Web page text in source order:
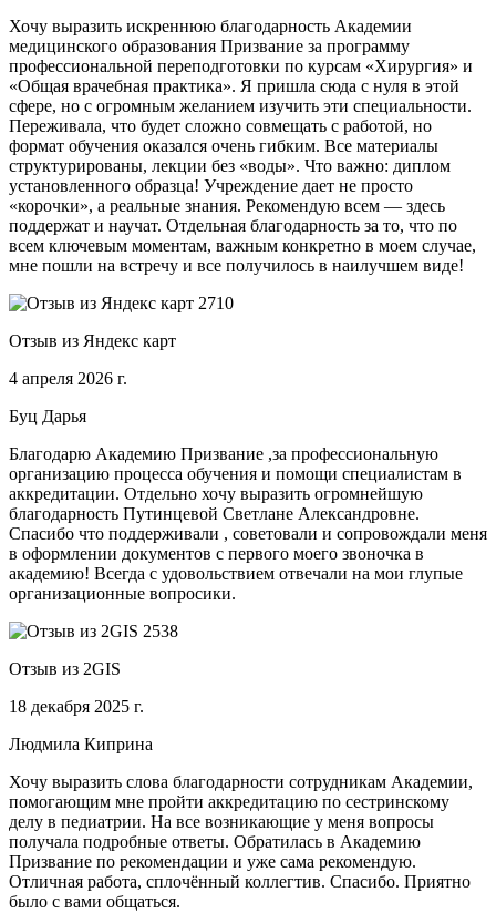
Хочу выразить искреннюю благодарность Академии
медицинского образования Призвание за программу
профессиональной переподготовки по курсам «Хирургия» и
«Общая врачебная практика». Я пришла сюда с нуля в этой
сфере, но с огромным желанием изучить эти специальности.
Переживала, что будет сложно совмещать с работой, но
формат обучения оказался очень гибким. Все материалы
структурированы, лекции без «воды». Что важно: диплом
установленного образца! Учреждение дает не просто
«корочки», а реальные знания. Рекомендую всем — здесь
поддержат и научат. Отдельная благодарность за то, что по
всем ключевым моментам, важным конкретно в моем случае,
мне пошли на встречу и все получилось в наилучшем виде!
Отзыв из Яндекс карт
4 апреля 2026 г.
Буц Дарья
Благодарю Академию Призвание ,за профессиональную
организацию процесса обучения и помощи специалистам в
аккредитации. Отдельно хочу выразить огромнейшую
благодарность Путинцевой Светлане Александровне.
Спасибо что поддерживали , советовали и сопровождали меня
в оформлении документов с первого моего звоночка в
академию! Всегда с удовольствием отвечали на мои глупые
организационные вопросики.
Отзыв из 2GIS
18 декабря 2025 г.
Людмила Киприна
Хочу выразить слова благодарности сотрудникам Академии,
помогающим мне пройти аккредитацию по сестринскому
делу в педиатрии. На все возникающие у меня вопросы
получала подробные ответы. Обратилась в Академию
Призвание по рекомендации и уже сама рекомендую.
Отличная работа, сплочённый коллегтив. Спасибо. Приятно
было с вами общаться.